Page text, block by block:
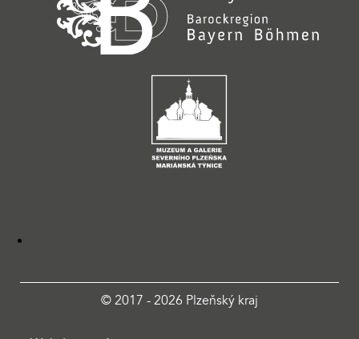
© 2017 - 2026 Plzeňský kraj